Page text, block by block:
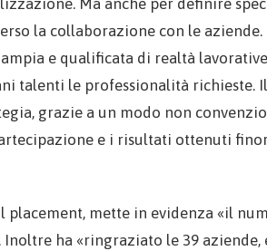
Ma anche per definire
la collaborazione con le
e qualificata di realtà
talenti le professionalità richieste.
grazie a un modo non
e i risultati ottenuti
placement, mette in evidenza «il
Inoltre ha «ringraziato le 39